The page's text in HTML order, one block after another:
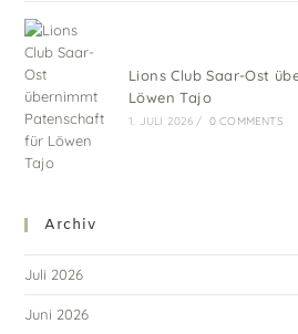
Lions Club Saar-Ost
Löwen Tajo
1. JULI 2026 / 0 COMMENTS
Archiv
Juli 2026
Juni 2026